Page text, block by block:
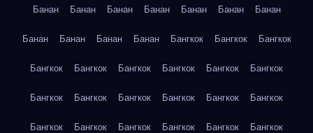
Банан Банан Банан Банан Банан Банан Банан
Банан Банан Банан Банан Бангкок Бангкок Бангкок
Бангкок Бангкок Бангкок Бангкок Бангкок Бангкок
Бангкок Бангкок Бангкок Бангкок Бангкок Бангкок
Бангкок Бангкок Бангкок Бангкок Бангкок Бангкок